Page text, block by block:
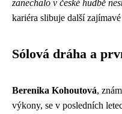
zanechalo v české hudbě
kariéra slibuje další
Sólová dráha a
Berenika Kohoutová,
výkony, se v posledních